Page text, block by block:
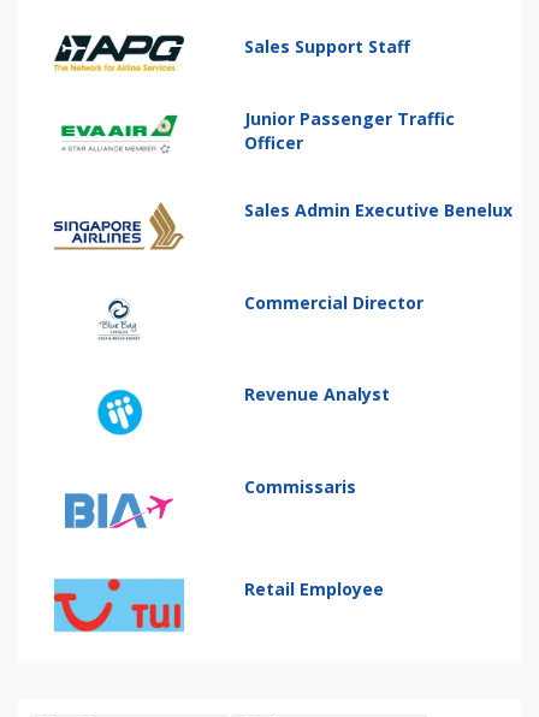
Sales Support Staff
Junior Passenger Traffic
Officer
Sales Admin Executive Benelux
Commercial Director
Revenue Analyst
Commissaris
Retail Employee